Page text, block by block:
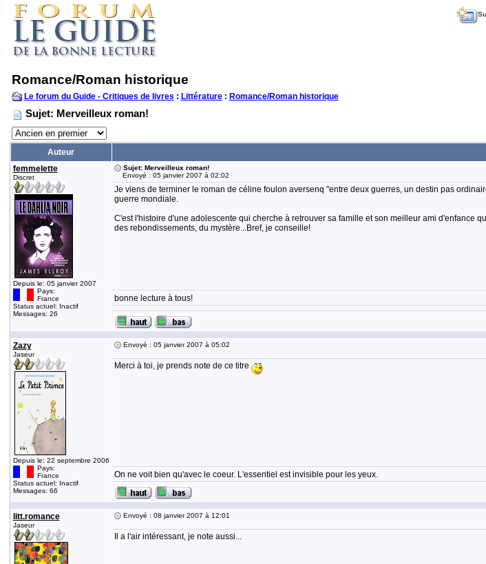
Romance/Roman historique
Le forum du Guide - Critiques de livres : Littérature: Romance/Roman historique
Sujet: Merveilleux roman!
Auteur
femmelette
Discret
Depuis le: 05 janvier 2007
Pays:
France
Status actuel: Inactif
Messages: 26
Sujet: Merveilleux roman!
Envoyé : 05 janvier 2007 à 02:02
Je viens de terminer le roman de céline foulon aversenq "entre deux guerres, un destin pas
guerre mondiale.
C'est l'histoire d'une adolescente qui cherche à retrouver sa famille et son meilleur ami d'enfance
des rebondissements, du mystère...Bref, je conseille!
bonne lecture à tous!
Zazy
Jaseur
Depuis le: 22 septembre 2006
Pays:
France
Status actuel: Inactif
Messages: 66
Envoyé : 05 janvier 2007 à 05:02
Merci à toi, je prends note de ce titre
On ne voit bien qu'avec le coeur. L'essentiel est invisible pour les yeux.
litt.romance
Jaseur
Envoyé : 08 janvier 2007 à 12:01
Il a l'air intéressant, je note aussi...